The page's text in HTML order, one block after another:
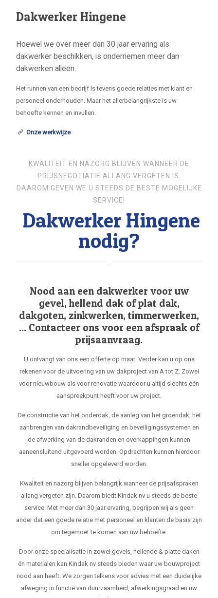
Dakwerker Hingene
Hoewel we over meer dan 30 jaar ervaring als
dakwerker beschikken, is ondernemen meer dan
dakwerken alleen.
Het runnen van een bedrijf is tevens goede relaties met klant en
personeel onderhouden. Maar het allerbelangrijkste is uw
behoefte kennen en invullen.
Onze werkwijze
KWALITEIT EN NAZORG BLIJVEN WANNEER DE
PRIJSNEGOTIATIE ALLANG VERGETEN IS.
DAAROM GEVEN WE U STEEDS DE BESTE MOGELIJKE
SERVICE!
Dakwerker Hingene
nodig?
Nood aan een dakwerker voor uw
gevel, hellend dak of plat dak,
dakgoten, zinkwerken, timmerwerken,
... Contacteer ons voor een afspraak of
prijsaanvraag.
U ontvangt van ons een offerte op maat. Verder kan u op ons
rekenen voor de uitvoering van uw dakproject van A tot Z. Zowel
voor nieuwbouw als voor renovatie waardoor u altijd slechts één
aanspreekpunt heeft voor uw project.
De constructie van het onderdak, de aanleg van het groendak, het
aanbrengen van dakrandbeveiliging en beveiligingssystemen en
de afwerking van de dakranden en overkappingen kunnen
aaneensluitend uitgevoerd worden. Opdrachten kunnen hierdoor
sneller opgeleverd worden.
Kwaliteit en nazorg blijven belangrijk wanneer de prijsafspraken
allang vergeten zijn. Daarom biedt Kindak nv u steeds de beste
service. Met meer dan 30 jaar ervaring, begrijpen wij als geen
ander dat een goede relatie met personeel en klanten de basis zijn
om tegemoet te komen aan uw behoefte.
Door onze specialisatie in zowel gevels, hellende & platte daken
én materialen kan Kindak nv steeds bieden waar uw bouwproject
nood aan heeft. We zorgen telkens voor advies met een duidelijke
afweging in functie van duurzaamheid, afwerkingsgraad en uw